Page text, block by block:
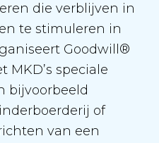
die verblijven in
te stimuleren in
Goodwill®
speciale
bijvoorbeeld
of
van een